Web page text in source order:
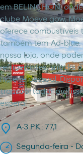
em BELINCHON,
clube Moeve gow,
oferece combustíveis
também tem Ad-blue.
nossa loja, onde
refrigerantes, snacks
higiene pessoal.
transportador
espera!
A-3 PK: 77,1
Segunda-feira -